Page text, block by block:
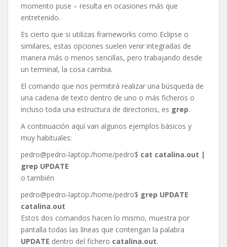
momento puse – resulta en ocasiones más que
entretenido.
Es cierto que si utilizas frameworks como Eclipse o
similares, estas opciones suelen venir integradas de
manera más o menos sencillas, pero trabajando desde
un terminal, la cosa cambia.
El comando que nos permitirá realizar una búsqueda de
una cadena de texto dentro de uno o más ficheros o
incluso toda una estructura de directorios, es grep.
A continuación aquí van algunos ejemplos básicos y
muy habituales:
pedro@pedro-laptop:/home/pedro$ cat catalina.out |
grep UPDATE
o también
pedro@pedro-laptop:/home/pedro$ grep UPDATE
catalina.out
Estos dos comandos hacen lo mismo, muestra por
pantalla todas las líneas que contengan la palabra
UPDATE dentro del fichero catalina.out.